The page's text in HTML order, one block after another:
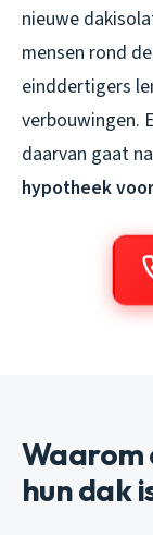
nieuwe
mensen rond
einddertigers
verbouwingen.
daarvan gaat
hypotheek
Waarom
hun dak